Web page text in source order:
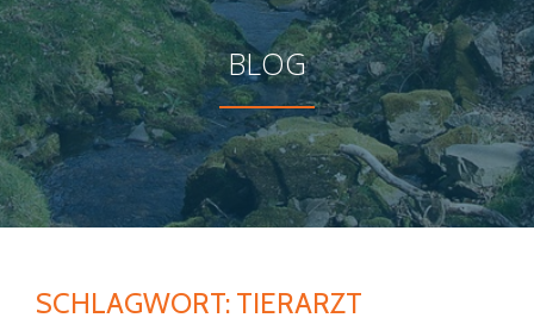
BLOG
SCHLAGWORT: TIERARZT